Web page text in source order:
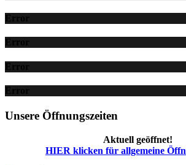
Error
Error
Error
Error
Unsere Öffnungszeiten
Aktuell geöffnet!
HIER klicken für allgemeine